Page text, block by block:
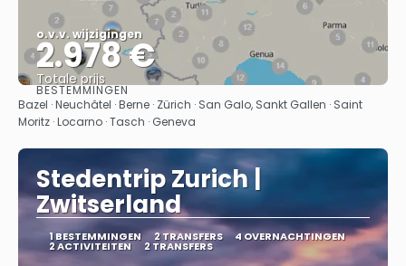
o.v.v. wijzigingen
2.978 €
Totale prijs
Bekijk
BESTEMMINGEN
Bazel · Neuchâtel · Berne · Zürich · San Galo, Sankt Gallen · Saint
Moritz · Locarno · Tasch · Geneva
Stedentrip Zurich |
Zwitserland
1 BESTEMMINGEN 2 TRANSFERS 4 OVERNACHTINGEN
2 ACTIVITEITEN 2 TRANSFERS